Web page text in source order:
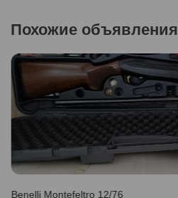
Похожие объявления
Benelli Montefeltro 12/76